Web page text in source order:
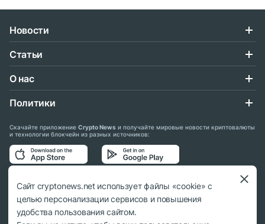
Новости
Статьи
О нас
Политики
Скачайте приложение Crypto News и получайте мировые новости криптовалюты
и технологии блокчейн из разных источников:
Подписывайтесь на нас в социальных сетях:
Сайт cryptonews.net использует файлы «cookie» с
целью персонализации сервисов и повышения
удобства пользования сайтом.